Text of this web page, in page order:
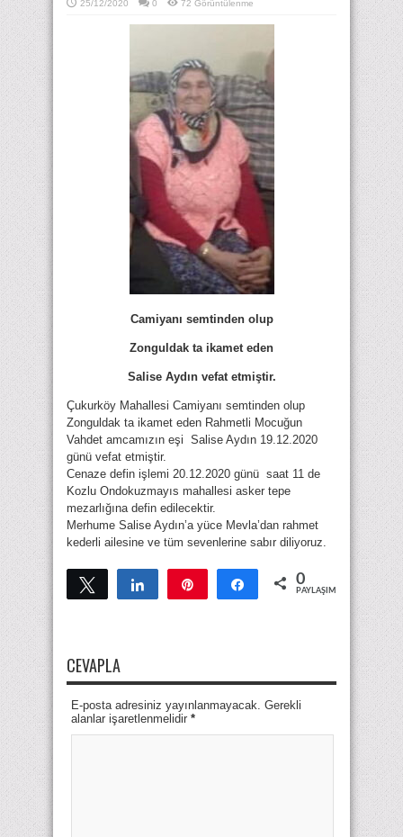
25/12/2020
0 72 Görüntülenme
Camiyanı semtinden olup
Zonguldak ta ikamet eden
Salise Aydın vefat etmiştir.
Çukurköy Mahallesi Camiyanı semtinden olup
Zonguldak ta ikamet eden Rahmetli Mocuğun
Vahdet amcamızın eşi Salise Aydın 19.12.2020
günü vefat etmiştir.
Cenaze defin işlemi 20.12.2020 günü saat 11 de
Kozlu Ondokuzmayıs mahallesi asker tepe
mezarlığına defin edilecektir.
Merhume Salise Aydın’a yüce Mevla’dan rahmet
kederli ailesine ve tüm sevenlerine sabır diliyoruz.
Tweetle Paylaş Paylaş 0
PAYLAŞIMLAR
CEVAPLA
E-posta adresiniz yayınlanmayacak. Gerekli
alanlar işaretlenmelidir *